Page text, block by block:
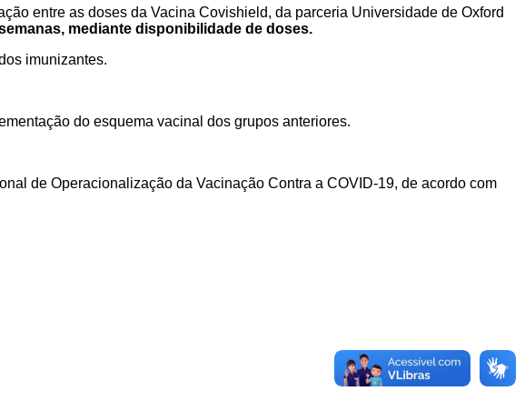
entre as doses da Vacina Covishield, da parceria Universidade de Oxford
mediante disponibilidade de doses.
imunizantes.
do esquema vacinal dos grupos anteriores.
de Operacionalização da Vacinação Contra a COVID-19, de acordo com